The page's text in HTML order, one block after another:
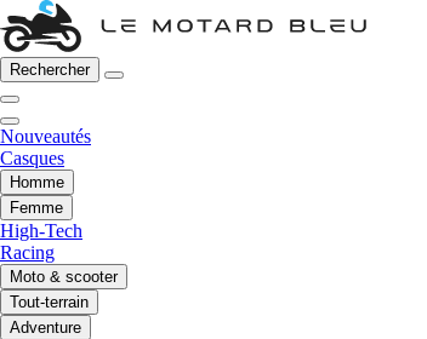
Rechercher
Nouveautés
Casques
Homme
Femme
High-Tech
Racing
Moto & scooter
Tout-terrain
Adventure